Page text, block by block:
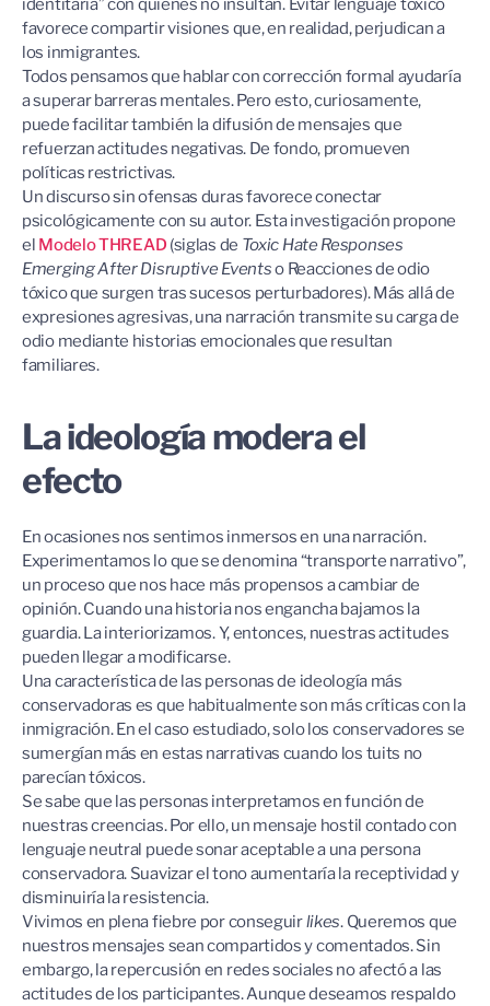
favorece compartir visiones que, en realidad, perjudican a
los inmigrantes.
Todos pensamos que hablar con corrección formal ayudaría
a superar barreras mentales. Pero esto, curiosamente,
puede facilitar también la difusión de mensajes que
refuerzan actitudes negativas. De fondo, promueven
políticas restrictivas.
Un discurso sin ofensas duras favorece conectar
psicológicamente con su autor. Esta investigación propone
el Modelo THREAD (siglas de Toxic Hate Responses
Emerging After Disruptive Eventso Reacciones de odio
tóxico que surgen tras sucesos perturbadores). Más allá de
expresiones agresivas, una narración transmite su carga de
odio mediante historias emocionales que resultan
familiares.
La ideología modera el
efecto
En ocasiones nos sentimos inmersos en una narración.
Experimentamos lo que se denomina “transporte narrativo”,
un proceso que nos hace más propensos a cambiar de
opinión. Cuando una historia nos engancha bajamos la
guardia. La interiorizamos. Y, entonces, nuestras actitudes
pueden llegar a modificarse.
Una característica de las personas de ideología más
conservadoras es que habitualmente son más críticas con la
inmigración. En el caso estudiado, solo los conservadores se
sumergían más en estas narrativas cuando los tuits no
parecían tóxicos.
Se sabe que las personas interpretamos en función de
nuestras creencias. Por ello, un mensaje hostil contado con
lenguaje neutral puede sonar aceptable a una persona
conservadora. Suavizar el tono aumentaría la receptividad y
disminuiría la resistencia.
Vivimos en plena fiebre por conseguirlikes. Queremos que
nuestros mensajes sean compartidos y comentados. Sin
embargo, la repercusión en redes sociales no afectó a las
actitudes de los participantes. Aunque deseamos respaldo